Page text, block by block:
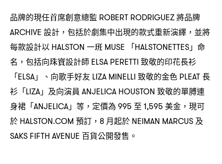
品牌的現任首席創意總監 ROBERT RODRIGUEZ將品牌
ARCHIVE 設計 ， 包括於劇集中出現的款式重新演繹 ， 並將
每款設計以 HALSTON 一班 MUSE 「HALSTONETTES」命
名 ， 包括向珠寶設計師 ELSA PERETTI 致敬的印花長衫
「ELSA」、向歌手好友 LIZA MINELLI 致敬的金色 PLEAT 長
衫「LIZA」及向演員 ANJELICA HOUSTON 致敬的單膊連
身裙「ANJELICA」等 ， 定價為 995 至 1,595 美金 ， 現可
於 HALSTON.COM 預訂 ，8 月起於 NEIMAN MARCUS 及
SAKS FIFTH AVENUE 百貨公開發售。